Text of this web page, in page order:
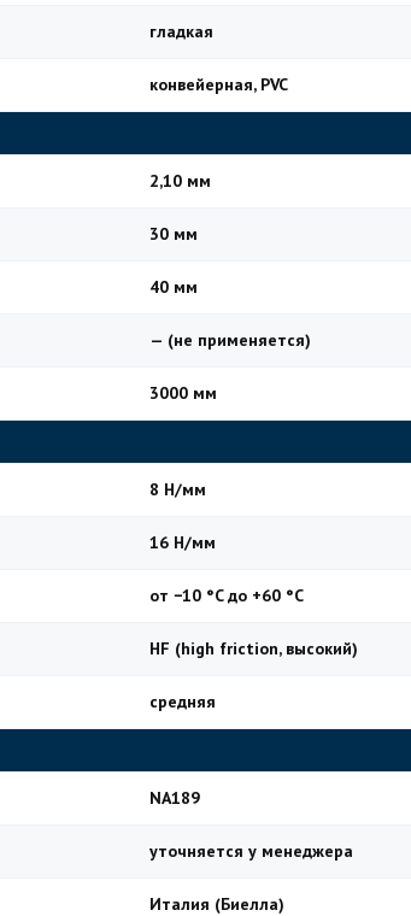
гладкая
конвейерная, PVC
2,10 мм
30 мм
40 мм
— (не применяется)
3000 мм
8 Н/мм
16 Н/мм
от −10 °C до +60 °C
HF (high friction, высокий)
средняя
NA189
уточняется у менеджера
Италия (Биелла)